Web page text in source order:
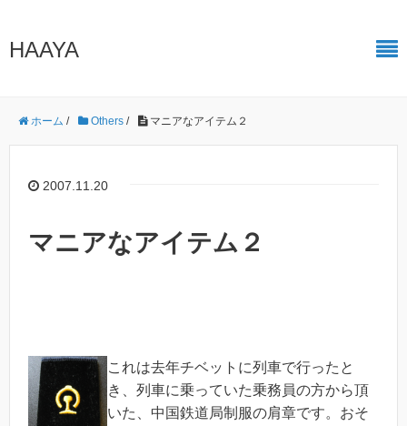
HAAYA
ホーム / Others / マニアなアイテム２
2007.11.20
マニアなアイテム２
これは去年チベットに列車で行ったと
き、列車に乗っていた乗務員の方から頂
いた、中国鉄道局制服の肩章です。おそ